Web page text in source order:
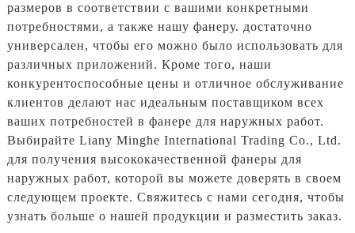
размеров в соответствии с вашими конкретными
потребностями, а также нашу фанеру. достаточно
универсален, чтобы его можно было использовать для
различных приложений. Кроме того, наши
конкурентоспособные цены и отличное обслуживание
клиентов делают нас идеальным поставщиком всех
ваших потребностей в фанере для наружных работ.
Выбирайте Liany Minghe International Trading Co., Ltd.
для получения высококачественной фанеры для
наружных работ, которой вы можете доверять в своем
следующем проекте. Свяжитесь с нами сегодня, чтобы
узнать больше о нашей продукции и разместить заказ.